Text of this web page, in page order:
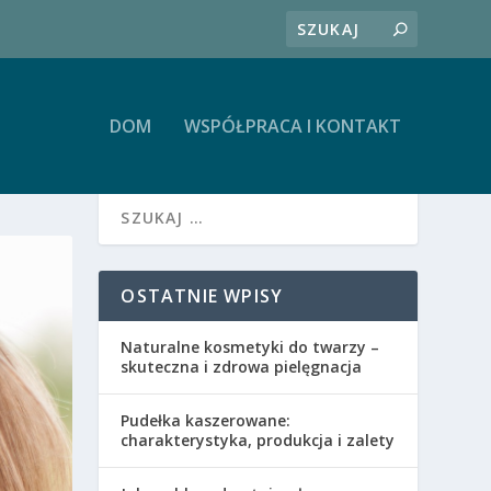
DOM WSPÓŁPRACA I KONTAKT
OSTATNIE WPISY
Naturalne kosmetyki do twarzy –
skuteczna i zdrowa pielęgnacja
Pudełka kaszerowane:
charakterystyka, produkcja i zalety